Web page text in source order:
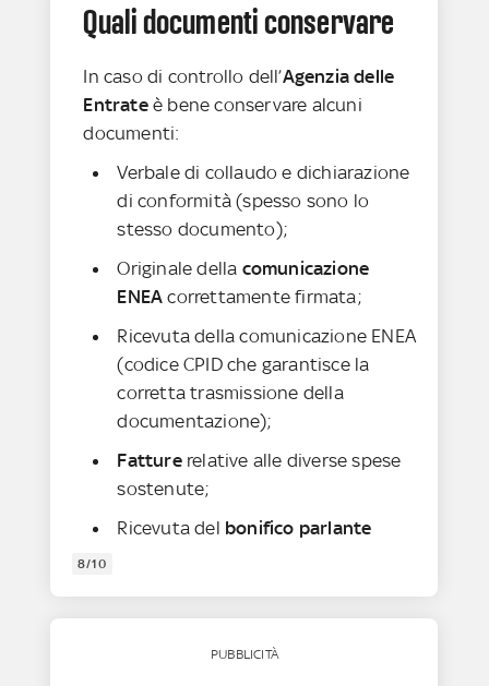
Quali documenti conservare
In caso di controllo dell’Agenzia delle
Entrateè bene conservare alcuni
documenti:
Verbale di collaudo e dichiarazione
di conformità (spesso sono lo
stesso documento);
Originale della comunicazione
ENEA correttamente firmata;
Ricevuta della comunicazione ENEA
(codice CPID che garantisce la
corretta trasmissione della
documentazione);
Fatture relative alle diverse spese
sostenute;
Ricevuta del bonifico parlante
8/10
PUBBLICITÀ